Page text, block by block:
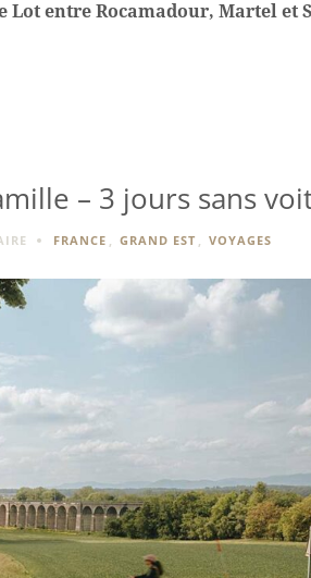
Lot entre Rocamadour, Martel et
– 3 jours sans
FRANCE , GRAND EST , VOYAGES